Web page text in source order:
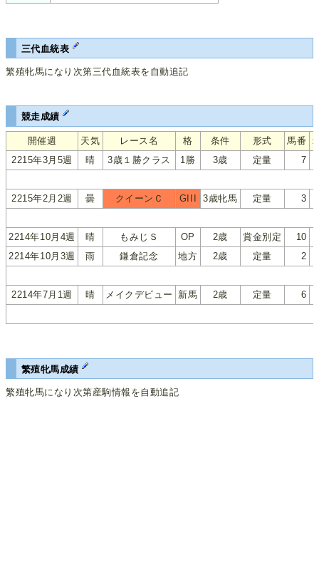
三代血統表
繁殖牝馬になり次第三代血統表を自動追記
競走成績
開催週 天気 レース名 格 条件 形式 馬番
2215年3月5週
晴 3歳１勝クラス 1勝 3歳 定量 7
2215年2月2週 曇 クイーンＣ GIII 3歳牝馬 定量 3
2214年10月4週 晴 もみじＳ OP 2歳 賞金別定
10
2214年10月3週
雨 鎌倉記念 地方 2歳 定量 2
2214年7月1週 晴 メイクデビュー 新馬 2歳 定量 6
繁殖牝馬成績
繁殖牝馬になり次第産駒情報を自動追記